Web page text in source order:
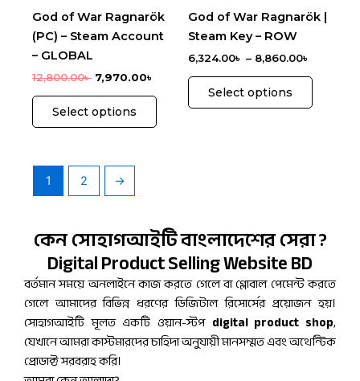
God of War Ragnarök
(PC) – Steam Account
– GLOBAL
12,800.00৳ 7,970.00৳
Select options
chosen
on
product
page
God of War Ragnarök |
Steam Key – ROW
6,324.00৳ – 8,860.00৳
Select options
chosen
product
1 2 →
কেন সোহাগআইটি বাংলাদেশের সেরা ?
Digital Product Selling Website BD
বর্তমান সময়ে অনলাইনে কাজ করতে গেলে বা গ্লোবাল পেমেন্ট করতে
গেলে আমাদের বিভিন্ন ধরণের ডিজিটাল রিসোর্সের প্রয়োজন হয়।
সোহাগআইটি মূলত একটি ওয়ান-স্টপ digital product shop,
যেখানে আমরা কাস্টমারদের চাহিদা অনুযায়ী মানসম্মত এবং অথেন্টিক
প্রোডাক্ট সরবরাহ করি।